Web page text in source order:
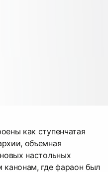
как ступенчатая
объемная
настольных
канонам, где фараон был